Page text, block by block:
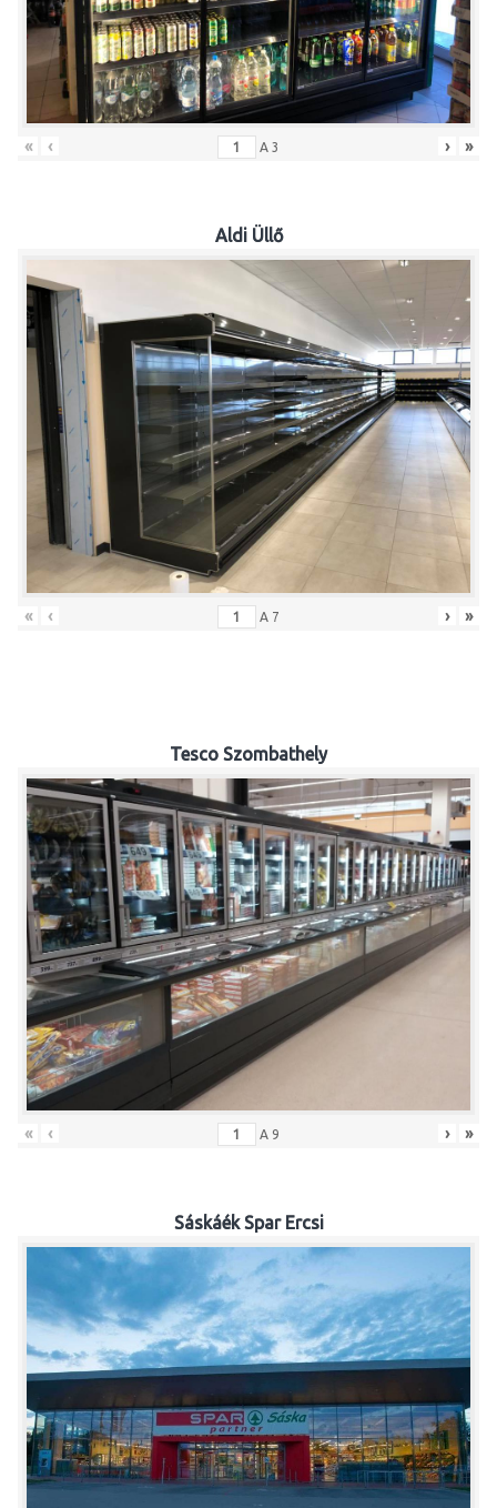
« ‹ A 3 › »
Aldi Üllő
« ‹ A 7 › »
Tesco Szombathely
« ‹ A 9 › »
Sáskáék Spar Ercsi